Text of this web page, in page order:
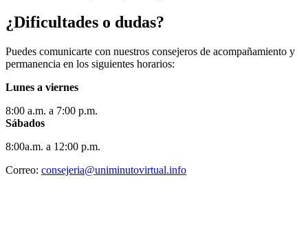
¿Dificultades o dudas?
Puedes comunicarte con nuestros consejeros de acompañamiento y
permanencia en los siguientes horarios:
Lunes a viernes
8:00 a.m. a 7:00 p.m.
Sábados
8:00a.m. a 12:00 p.m.
Correo: consejeria@uniminutovirtual.info